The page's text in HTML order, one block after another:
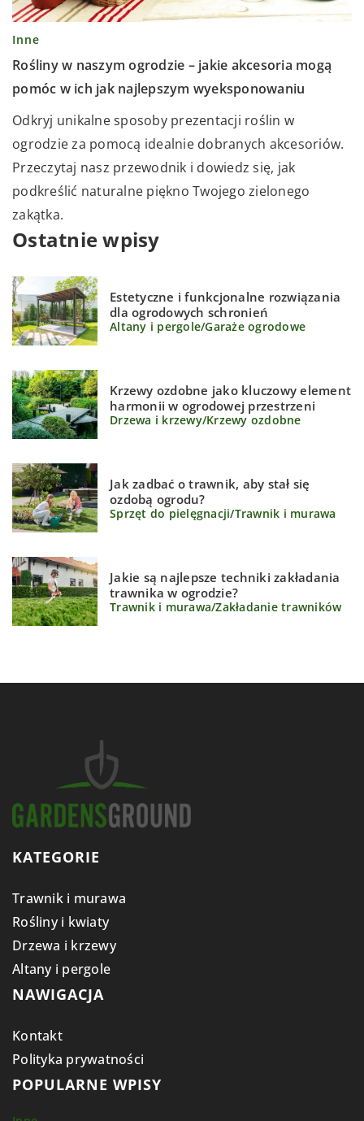
Inne
Rośliny w naszym ogrodzie – jakie akcesoria mogą
pomóc w ich jak najlepszym wyeksponowaniu
Odkryj unikalne sposoby prezentacji roślin w
ogrodzie za pomocą idealnie dobranych akcesoriów.
Przeczytaj nasz przewodnik i dowiedz się, jak
podkreślić naturalne piękno Twojego zielonego
zakątka.
Ostatnie wpisy
Estetyczne i funkcjonalne rozwiązania
dla ogrodowych schronień
Altany i pergole/Garaże ogrodowe
Krzewy ozdobne jako kluczowy element
harmonii w ogrodowej przestrzeni
Drzewa i krzewy/Krzewy ozdobne
Jak zadbać o trawnik, aby stał się
ozdobą ogrodu?
Sprzęt do pielęgnacji/Trawnik i murawa
Jakie są najlepsze techniki zakładania
trawnika w ogrodzie?
Trawnik i murawa/Zakładanie trawników
KATEGORIE
Trawnik i murawa
Rośliny i kwiaty
Drzewa i krzewy
Altany i pergole
NAWIGACJA
Kontakt
Polityka prywatności
POPULARNE WPISY